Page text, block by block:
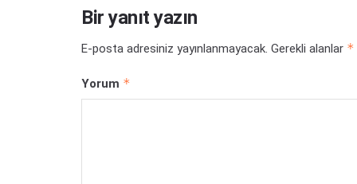
Bir yanıt yazın
E-posta adresiniz yayınlanmayacak. Gerekli alanlar *
Yorum *